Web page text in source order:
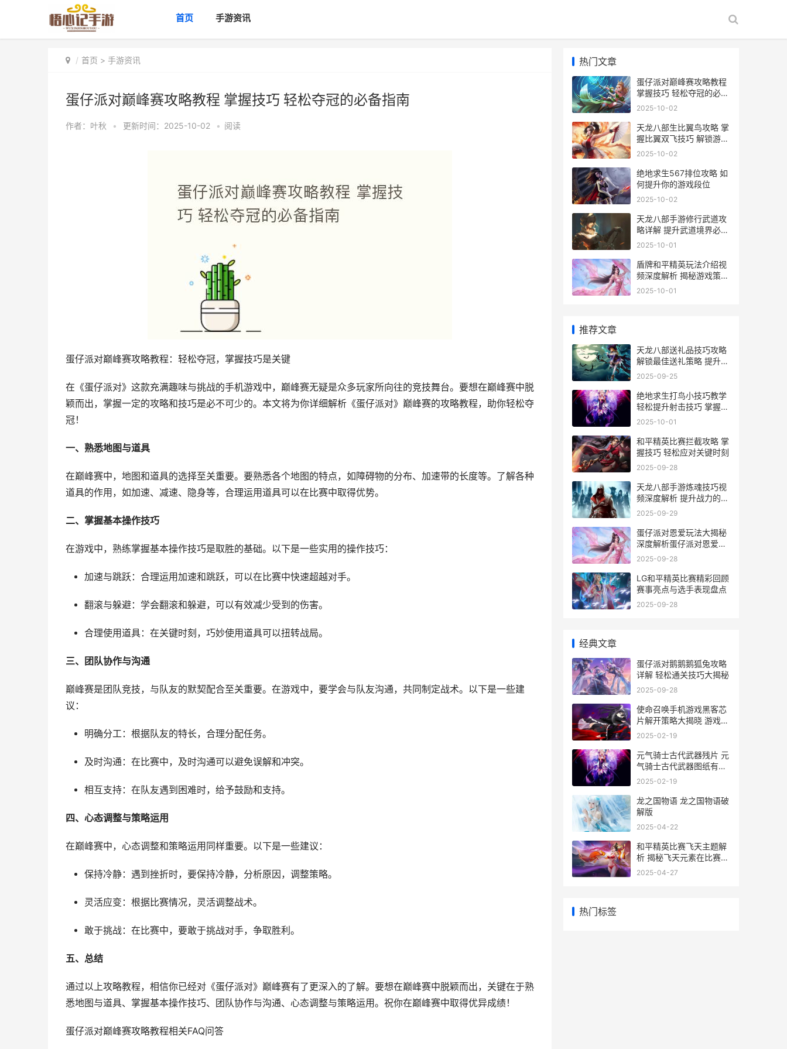
首页 手游资讯
首页 > 手游资讯
蛋仔派对巅峰赛攻略教程 掌握技巧 轻松夺冠的必备指南
作者： 叶秋 • 更新时间：2025-10-02 • 阅读
蛋仔派对巅峰赛攻略教程：轻松夺冠，掌握技巧是关键
在《蛋仔派对》这款充满趣味与挑战的手机游戏中，巅峰赛无疑是众多玩家所向往的竞技舞台。要想在巅峰赛中脱
颖而出，掌握一定的攻略和技巧是必不可少的。本文将为你详细解析《蛋仔派对》巅峰赛的攻略教程，助你轻松夺
冠！
一、熟悉地图与道具
在巅峰赛中，地图和道具的选择至关重要。要熟悉各个地图的特点，如障碍物的分布、加速带的长度等。了解各种
道具的作用，如加速、减速、隐身等，合理运用道具可以在比赛中取得优势。
二、掌握基本操作技巧
在游戏中，熟练掌握基本操作技巧是取胜的基础。以下是一些实用的操作技巧：
加速与跳跃：合理运用加速和跳跃，可以在比赛中快速超越对手。
翻滚与躲避：学会翻滚和躲避，可以有效减少受到的伤害。
合理使用道具：在关键时刻，巧妙使用道具可以扭转战局。
三、团队协作与沟通
巅峰赛是团队竞技，与队友的默契配合至关重要。在游戏中，要学会与队友沟通，共同制定战术。以下是一些建
议：
明确分工：根据队友的特长，合理分配任务。
及时沟通：在比赛中，及时沟通可以避免误解和冲突。
相互支持：在队友遇到困难时，给予鼓励和支持。
四、心态调整与策略运用
在巅峰赛中，心态调整和策略运用同样重要。以下是一些建议：
保持冷静：遇到挫折时，要保持冷静，分析原因，调整策略。
灵活应变：根据比赛情况，灵活调整战术。
敢于挑战：在比赛中，要敢于挑战对手，争取胜利。
五、总结
通过以上攻略教程，相信你已经对《蛋仔派对》巅峰赛有了更深入的了解。要想在巅峰赛中脱颖而出，关键在于熟
悉地图与道具、掌握基本操作技巧、团队协作与沟通、心态调整与策略运用。祝你在巅峰赛中取得优异成绩！
蛋仔派对巅峰赛攻略教程相关FAQ问答
热门文章
蛋仔派对巅峰赛攻略教程
掌握技巧 轻松夺冠的必备
指南
2025-10-02
天龙八部生比翼鸟攻略 掌
握比翼双飞技巧 解锁游戏
新境界
2025-10-02
绝地求生567排位攻略 如
何提升你的游戏段位
2025-10-02
天龙八部手游修行武道攻
略详解 提升武道境界必备
技巧
2025-10-01
盾牌和平精英玩法介绍视
频深度解析 揭秘游戏策略
与技巧
2025-10-01
推荐文章
天龙八部送礼品技巧攻略
解锁最佳送礼策略 提升游
戏体验
2025-09-25
绝地求生打鸟小技巧教学
轻松提升射击技巧 掌握绝
地求生猎鸟绝招
2025-10-01
和平精英比赛拦截攻略 掌
握技巧 轻松应对关键时刻
2025-09-28
天龙八部手游炼魂技巧视
频深度解析 提升战力的必
备攻略
2025-09-29
蛋仔派对恩爱玩法大揭秘
深度解析蛋仔派对恩爱玩
法介绍及技巧
2025-09-28
LG和平精英比赛精彩回顾
赛事亮点与选手表现盘点
2025-09-28
经典文章
蛋仔派对鹅鹅鹅狐兔攻略
详解 轻松通关技巧大揭秘
2025-09-28
使命召唤手机游戏黑客芯
片解开策略大揭晓 游戏中
心使命召唤手游
2025-02-19
元气骑士古代武器残片 元
气骑士古代武器图纸有什
么用
2025-02-19
龙之国物语 龙之国物语破
解版
2025-04-22
和平精英比赛飞天主题解
析 揭秘飞天元素在比赛中
的精彩应用
2025-04-27
热门标签